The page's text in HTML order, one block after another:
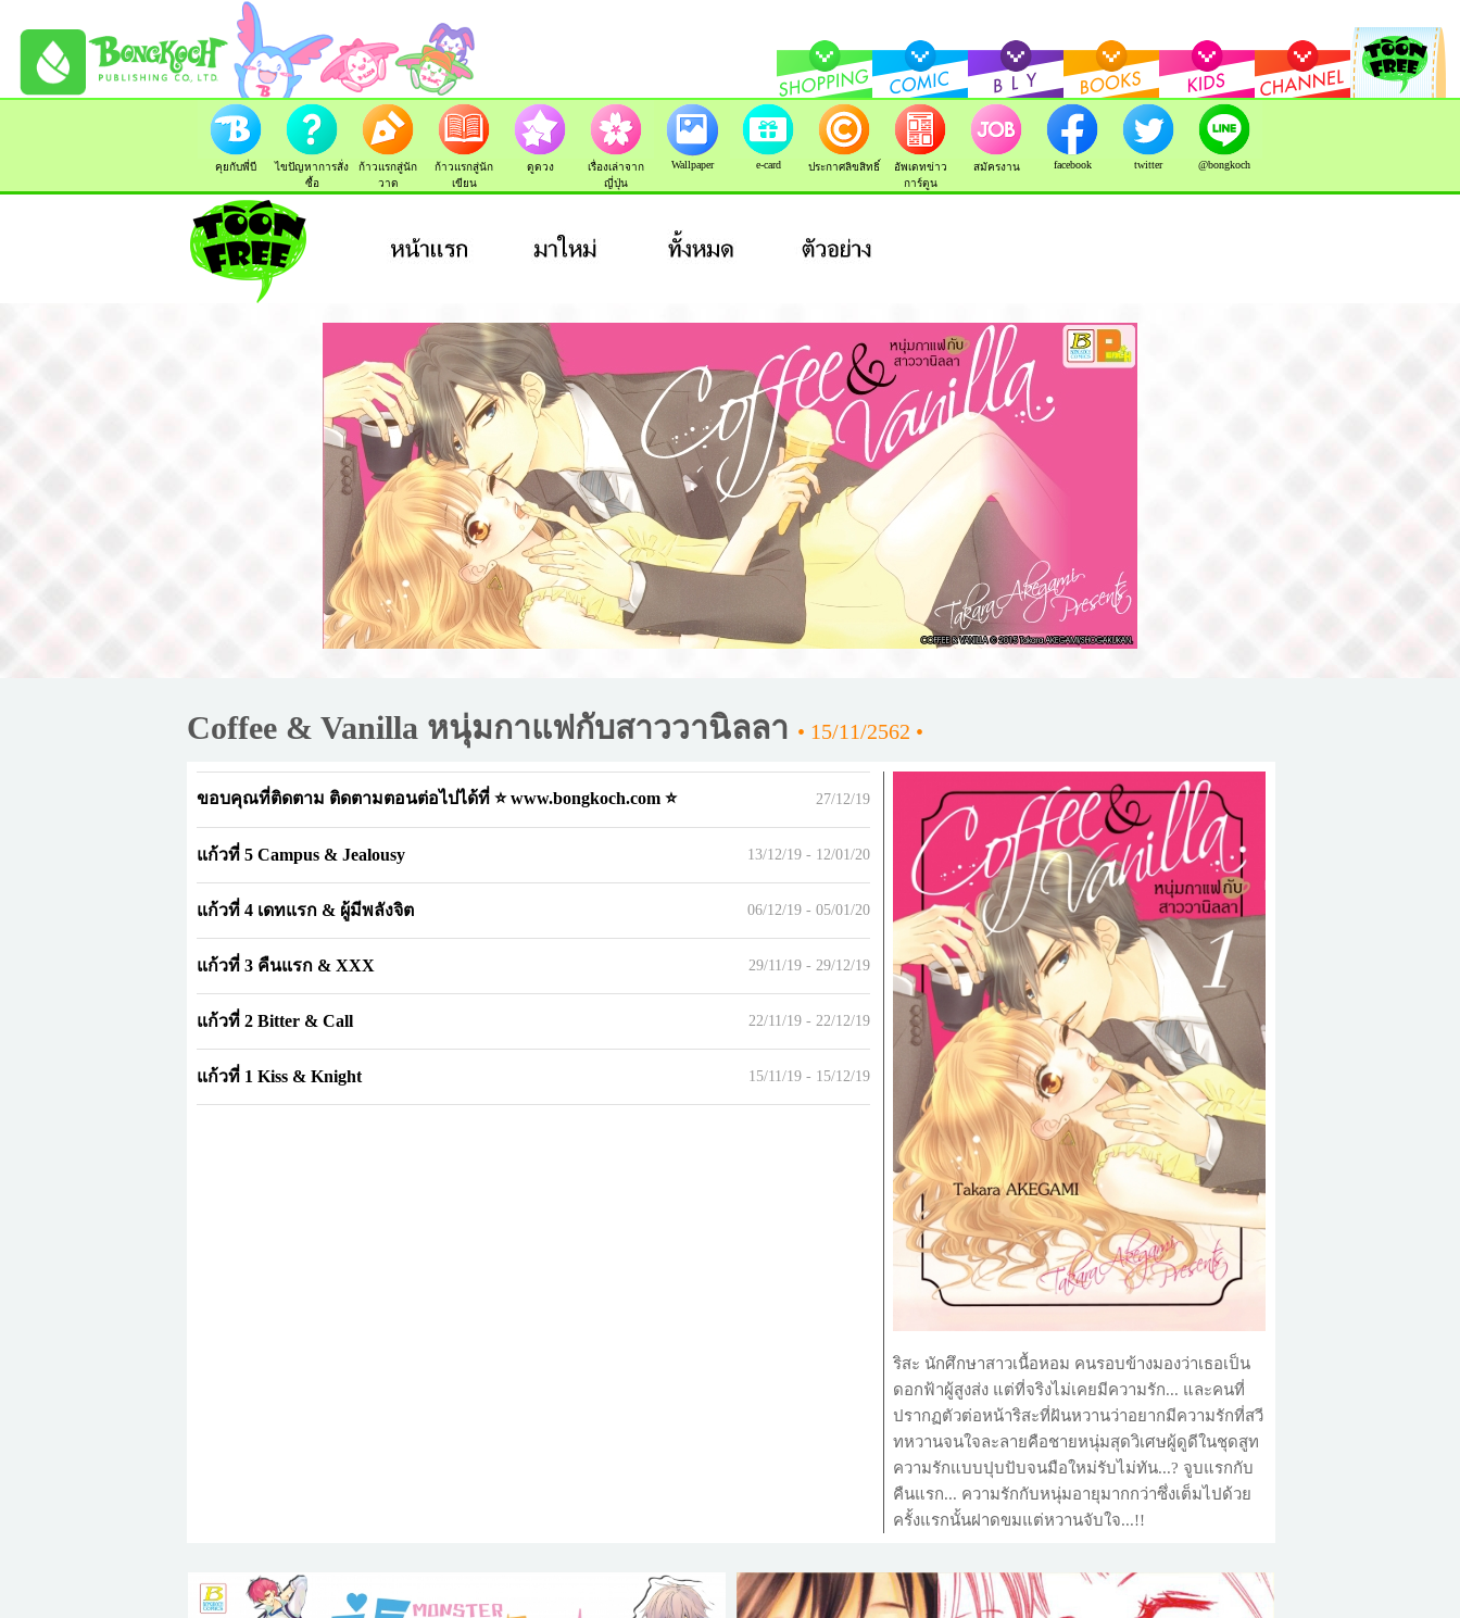
คุยกับพี่บี
ไขปัญหาการสั่ง
ซื้อ
ก้าวแรกสู่นัก
วาด
ก้าวแรกสู่นัก
เขียน
ดูดวง
เรื่องเล่าจาก
ญี่ปุ่น
Wallpaper e-card ประกาศลิขสิทธิ์
อัพเดทข่าว
การ์ตูน
สมัครงาน facebook twitter @bongkoch
Coffee & Vanilla หนุ่มกาแฟกับสาววานิลลา • 15/11/2562 •
ขอบคุณที่ติดตาม ติดตามตอนต่อไปได้ที่ ⭐ www.bongkoch.com ⭐ 27/12/19
แก้วที่ 5 Campus & Jealousy 13/12/19 - 12/01/20
แก้วที่ 4 เดทแรก & ผู้มีพลังจิต 06/12/19 - 05/01/20
แก้วที่ 3 คืนแรก & XXX 29/11/19 - 29/12/19
แก้วที่ 2 Bitter & Call 22/11/19 - 22/12/19
แก้วที่ 1 Kiss & Knight 15/11/19 - 15/12/19
ริสะ นักศึกษาสาวเนื้อหอม คนรอบข้างมองว่าเธอเป็น
ดอกฟ้าผู้สูงส่ง แต่ที่จริงไม่เคยมีความรัก... และคนที่
ปรากฏตัวต่อหน้าริสะที่ฝันหวานว่าอยากมีความรักที่สวี
ทหวานจนใจละลายคือชายหนุ่มสุดวิเศษผู้ดูดีในชุดสูท
ความรักแบบปุบปับจนมือใหม่รับไม่ทัน...? จูบแรกกับ
คืนแรก... ความรักกับหนุ่มอายุมากกว่าซึ่งเต็มไปด้วย
ครั้งแรกนั้นฝาดขมแต่หวานจับใจ...!!